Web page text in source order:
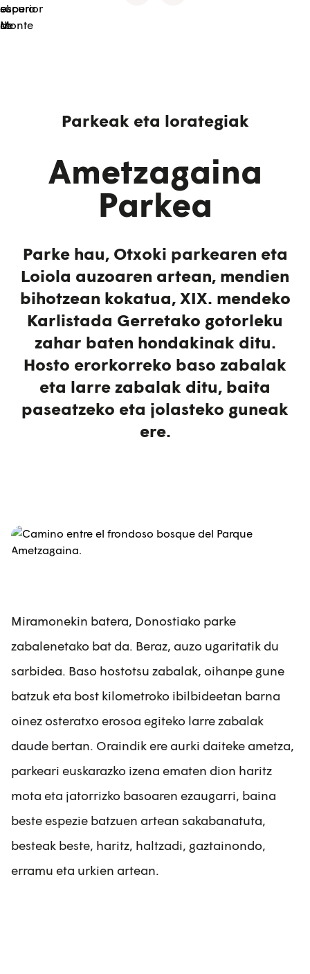
Parkeak eta lorategiak
Ametzagaina
Parkea
Parke hau, Otxoki parkearen eta
Loiola auzoaren artean, mendien
bihotzean kokatua, XIX. mendeko
Karlistada Gerretako gotorleku
zahar baten hondakinak ditu.
Hosto erorkorreko baso zabalak
eta larre zabalak ditu, baita
paseatzeko eta jolasteko guneak
ere.
Miramonekin batera, Donostiako parke
zabalenetako bat da. Beraz, auzo ugaritatik du
sarbidea. Baso hostotsu zabalak, oihanpe gune
batzuk eta bost kilometroko ibilbideetan barna
oinez osteratxo erosoa egiteko larre zabalak
daude bertan. Oraindik ere aurki daiteke ametza,
parkeari euskarazko izena ematen dion haritz
mota eta jatorrizko basoaren ezaugarri, baina
beste espezie batzuen artean sakabanatuta,
besteak beste, haritz, haltzadi, gaztainondo,
erramu eta urkien artean.